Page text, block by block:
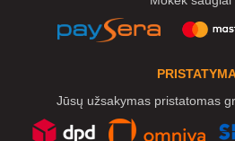
Jūsų užsakymas pristatomas